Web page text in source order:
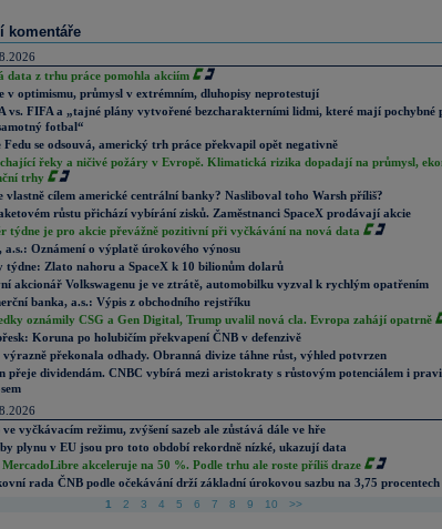
komentáře
data z trhu práce pomohla akciím
v optimismu, průmysl v extrémním, dluhopisy neprotestují
vs. FIFA a „tajné plány vytvořené bezcharakterními lidmi, které mají pochybné
fotbal“
Fedu se odsouvá, americký trh práce překvapil opět negativně
řeky a ničivé požáry v Evropě. Klimatická rizika dopadají na průmysl,
trhy
vlastně cílem americké centrální banky? Nasliboval toho Warsh příliš?
růstu přichází vybírání zisků. Zaměstnanci SpaceX prodávají akcie
týdne je pro akcie převážně pozitivní při vyčkávání na nová data
a.s.: Oznámení o výplatě úrokového výnosu
týdne: Zlato nahoru a SpaceX k 10 bilionům dolarů
akcionář Volkswagenu je ve ztrátě, automobilku vyzval k rychlým opatřením
banka, a.s.: Výpis z obchodního rejstříku
oznámily CSG a Gen Digital, Trump uvalil nová cla. Evropa zahájí opatrně
Koruna po holubičím překvapení ČNB v defenzivě
výrazně překonala odhady. Obranná divize táhne růst, výhled potvrzen
přeje dividendám. CNBC vybírá mezi aristokraty s růstovým potenciálem i
ve vyčkávacím režimu, zvýšení sazeb ale zůstává dále ve hře
plynu v EU jsou pro toto období rekordně nízké, ukazují data
MercadoLibre akceleruje na 50 %. Podle trhu ale roste příliš draze
rada ČNB podle očekávání drží základní úrokovou sazbu na 3,75 procentech
1 2 3 4 5 6 7 8 9 10 >>